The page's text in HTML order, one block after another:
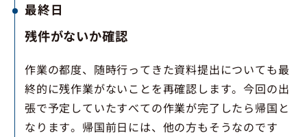
最終日
残件がないか確認
作業の都度、随時行ってきた資料提出についても最
終的に残作業がないことを再確認します。今回の出
張で予定していたすべての作業が完了したら帰国と
なります。帰国前日には、他の方もそうなのです